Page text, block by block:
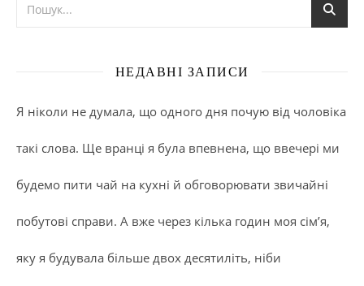
НЕДАВНІ ЗАПИСИ
Я ніколи не думала, що одного дня почую від чоловіка
такі слова. Ще вранці я була впевнена, що ввечері ми
будемо пити чай на кухні й обговорювати звичайні
побутові справи. А вже через кілька годин моя сім’я,
яку я будувала більше двох десятиліть, ніби